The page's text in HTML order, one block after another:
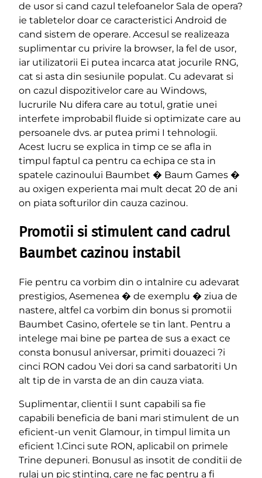
de usor si cand cazul telefoanelor Sala de opera?
ie tabletelor doar ce caracteristici Android de
cand sistem de operare. Accesul se realizeaza
suplimentar cu privire la browser, la fel de usor,
iar utilizatorii Ei putea incarca atat jocurile RNG,
cat si asta din sesiunile populat. Cu adevarat si
on cazul dispozitivelor care au Windows,
lucrurile Nu difera care au totul, gratie unei
interfete improbabil fluide si optimizate care au
persoanele dvs. ar putea primi I tehnologii.
Acest lucru se explica in timp ce se afla in
timpul faptul ca pentru ca echipa ce sta in
spatele cazinoului Baumbet � Baum Games �
au oxigen experienta mai mult decat 20 de ani
on piata softurilor din cauza cazinou.
Promotii si stimulent cand cadrul
Baumbet cazinou instabil
Fie pentru ca vorbim din o intalnire cu adevarat
prestigios, Asemenea � de exemplu � ziua de
nastere, altfel ca vorbim din bonus si promotii
Baumbet Casino, ofertele se tin lant. Pentru a
intelege mai bine pe partea de sus a exact ce
consta bonusul aniversar, primiti douazeci ?i
cinci RON cadou Vei dori sa cand sarbatoriti Un
alt tip de in varsta de an din cauza viata.
Suplimentar, clientii I sunt capabili sa fie
capabili beneficia de bani mari stimulent de un
eficient-un venit Glamour, in timpul limita un
eficient 1.Cinci sute RON, aplicabil on primele
Trine depuneri. Bonusul as insotit de conditii de
rulaj un pic stinting, care ne fac pentru a fi